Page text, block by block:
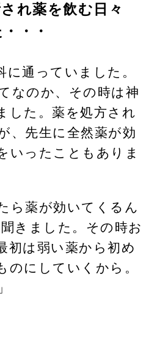
れ薬を飲む日々
・・
に通っていました。
なのか、その時は神
した。薬を処方され
、先生に全然薬が効
いったこともありま
ら薬が効いてくるん
きました。その時お
初は弱い薬から初め
のにしていくから。